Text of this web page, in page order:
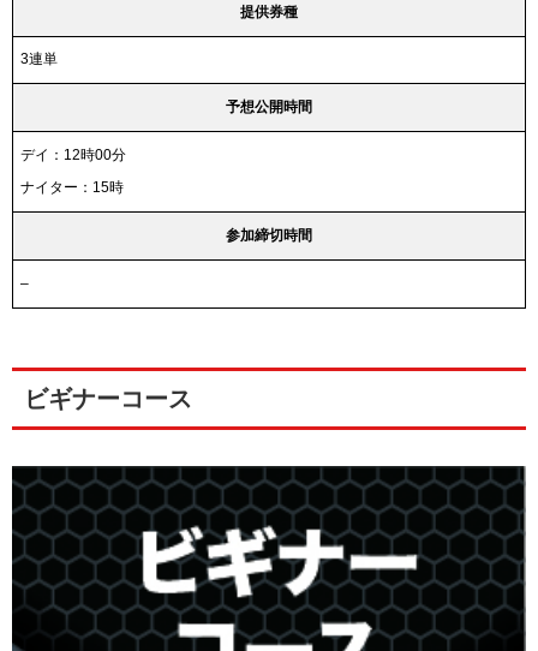
提供券種
3連単
予想公開時間
デイ：12時00分
ナイター：15時
参加締切時間
–
ビギナーコース